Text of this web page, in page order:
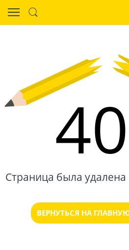
Страница была
ВЕРНУТЬСЯ НА